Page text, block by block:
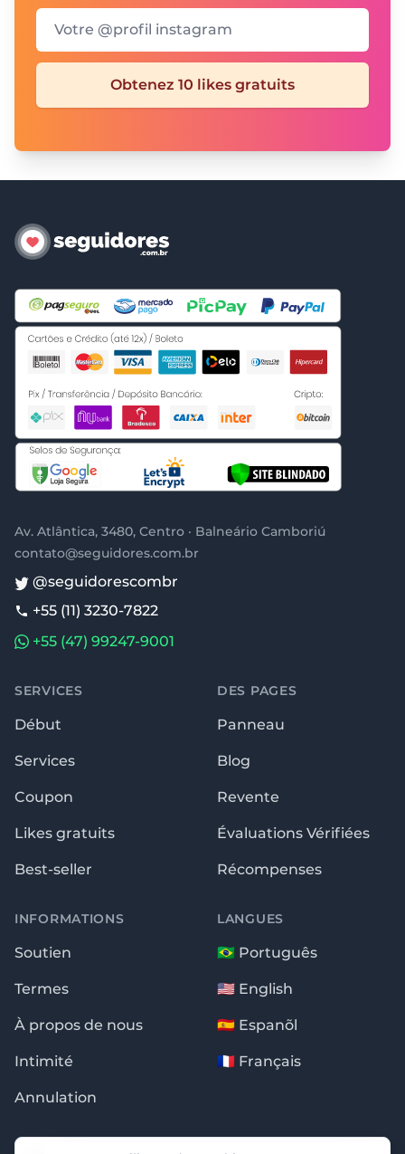
Votre @profil instagram
Obtenez 10 likes gratuits
Av. Atlântica, 3480, Centro · Balneário Camboriú
contato@seguidores.com.br
@seguidorescombr
+55 (11) 3230-7822
+55 (47) 99247-9001
SERVICES
Début
Services
Coupon
Likes gratuits
Best-seller
DES PAGES
Panneau
Blog
Revente
Évaluations Vérifiées
Récompenses
INFORMATIONS
Soutien
Termes
À propos de nous
Intimité
Annulation
LANGUES
🇧🇷 Português
🇺🇸 English
🇪🇸 Espanõl
🇫🇷 Français